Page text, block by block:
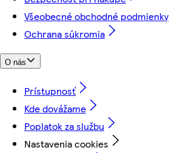
Všeobecné obchodné podmienky
Ochrana súkromia
O nás
Prístupnosť
Kde dovážame
Poplatok za službu
Nastavenia cookies